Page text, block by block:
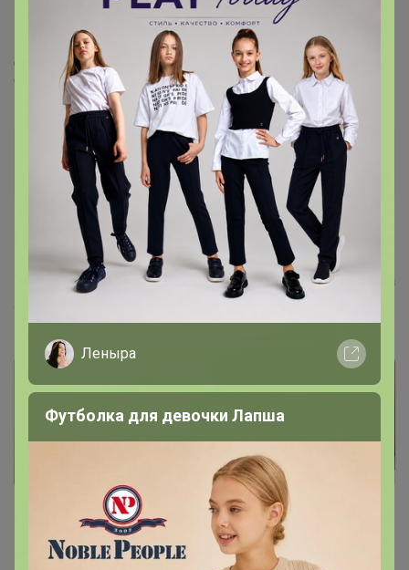
12 мая, 2024 22:46
Добрый день. Мне не довезли 1 мешок щепы коры
сосновой. СП 11 садовый инвентарь.
Happy Baby
Организатор СП
13 мая, 2024 16:12
Шеляг, Я вам ответила в личку. Запишитесь еще раз на
лот. При выборе способа оплат выберите перезачет
Леныра
Футболка для девочки Лапша